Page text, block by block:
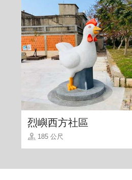
烈嶼西方社區
185 公尺